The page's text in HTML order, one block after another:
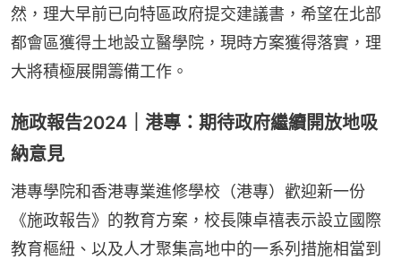
然，理大早前已向特區政府提交建議書，希望在北部
都會區獲得土地設立醫學院，現時方案獲得落實，理
大將積極展開籌備工作。
施政報告2024｜港專：期待政府繼續開放地吸
納意見
港專學院和香港專業進修學校（港專）歡迎新一份
《施政報告》的教育方案，校長陳卓禧表示設立國際
教育樞紐、以及人才聚集高地中的一系列措施相當到